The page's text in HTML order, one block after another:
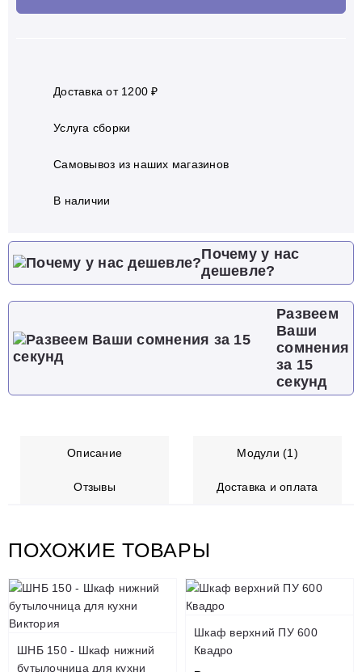
Доставка от 1200 ₽
Услуга сборки
Самовывоз из наших магазинов
В наличии
Почему у нас
дешевле?
Развеем
Ваши
сомнения
за 15
секунд
Описание Модули (1)
Отзывы Доставка и оплата
ПОХОЖИЕ ТОВАРЫ
ШНБ 150 - Шкаф нижний
бутылочница для кухни
Шкаф верхний ПУ 600
Квадро